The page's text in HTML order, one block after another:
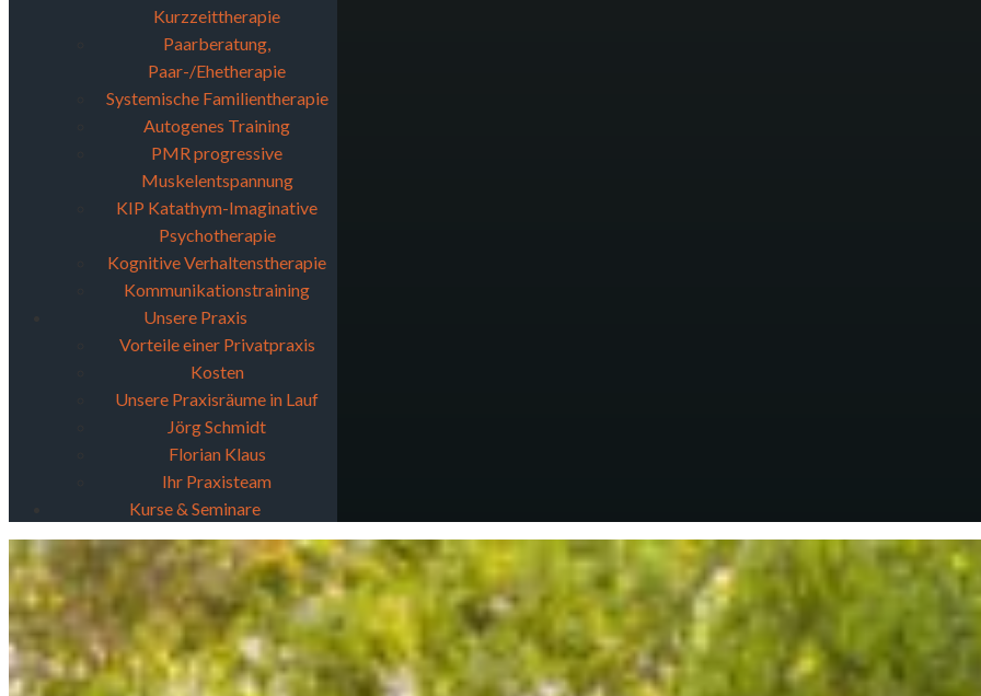
Kurzzeittherapie
Paarberatung,
Paar-/Ehetherapie
Systemische Familientherapie
Autogenes Training
PMR progressive
Muskelentspannung
KIP Katathym-Imaginative
Psychotherapie
Kognitive Verhaltenstherapie
Kommunikationstraining
Unsere Praxis
Vorteile einer Privatpraxis
Kosten
Unsere Praxisräume in Lauf
Jörg Schmidt
Florian Klaus
Ihr Praxisteam
Kurse & Seminare